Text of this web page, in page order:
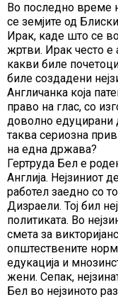
Во последно време
се земјите од
Ирак, каде што се
жртви. Ирак често е
какви биле
биле создадени
Англичанка која
право на глас, со
доволно едуцирани
таква сериозна
на една држава?
Гертруда Бел е
Англија. Нејзиниот
работел заедно со
Дизраели. Тој бил
политиката. Во
смета за
општествените
едукација и
жени. Сепак,
Бел во нејзиното